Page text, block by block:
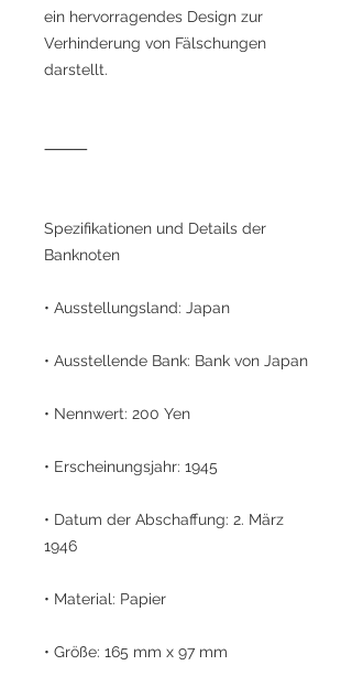
ein hervorragendes Design zur
Verhinderung von Fälschungen
darstellt.
⸻
Spezifikationen und Details der
Banknoten
• Ausstellungsland: Japan
• Ausstellende Bank: Bank von Japan
• Nennwert: 200 Yen
• Erscheinungsjahr: 1945
• Datum der Abschaffung: 2. März
1946
• Material: Papier
• Größe: 165 mm x 97 mm